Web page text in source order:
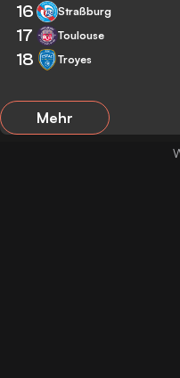
16 Straßburg
17 Toulouse
18 Troyes
Mehr